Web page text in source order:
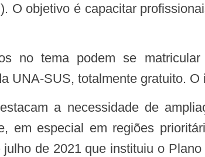
O objetivo é capacitar
UNA-SUS, totalmente gratuito. O
em especial em regiões
de 2021 que instituiu o